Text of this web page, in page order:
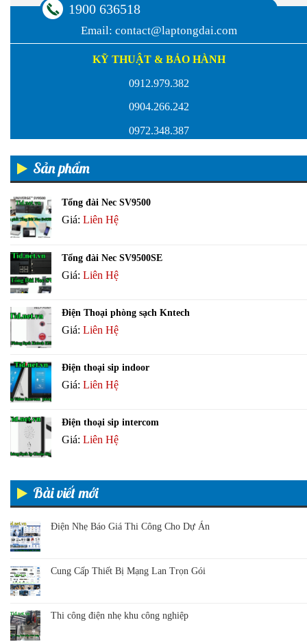
1900 636518
Email: contact@laptongdai.com
KỸ THUẬT & BẢO HÀNH
0912.979.382
0904.266.242
0972.348.387
Sản phẩm
Tổng đài Nec SV9500
Giá: Liên Hệ
Tổng đài Nec SV9500SE
Giá: Liên Hệ
Điện Thoại phòng sạch Kntech
Giá: Liên Hệ
Điện thoại sip indoor
Giá: Liên Hệ
Điện thoại sip intercom
Giá: Liên Hệ
Bài viết mới
Điện Nhẹ Báo Giá Thi Công Cho Dự Án
Cung Cấp Thiết Bị Mạng Lan Trọn Gói
Thi công điện nhẹ khu công nghiệp